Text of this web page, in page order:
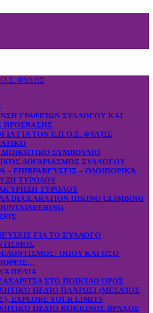
ΓΡΑΦΕΊΩΝ ΣΥΛΛΌΓΟΥ ΚΑΙ
ΠΡΌΣΒΑΣΗΣ
ΓΙΑ ΤΟΝ Ε.Π.Ο.Σ. ΦΥΛΉΣ
ΣΥΜΒΟΥΛΙΟ
ΛΟΓΑΡΙΑΣΜΌΣ ΣΥΛΛΌΓΟΥ
– ΕΠΙΒΡΑΒΕΎΣΕΙΣ – ΟΔΟΙΠΟΡΙΚΆ
ΤΥΡΟΛΟΥ
ΤΥΡΌΛΟΥ
DECLARATION HIKING CLIMBING
ΓΙΑ ΤΟ ΣΎΛΛΟΓΟ
OΠOY KAI ΟΣΟ
ΠΕΔΊΑ
ΣΤΟ ΠΟΙΚΊΛΟ ΌΡΟΣ
ΠΕΔΊΟ ΠΛΆΤΩΣΙ (ΜΕΣΑΊΟΣ
EXPLORE YOUR LIMITS
ΠΕΔΊΟ ΚΌΚΚΙΝΟΣ ΒΡΆΧΟΣ